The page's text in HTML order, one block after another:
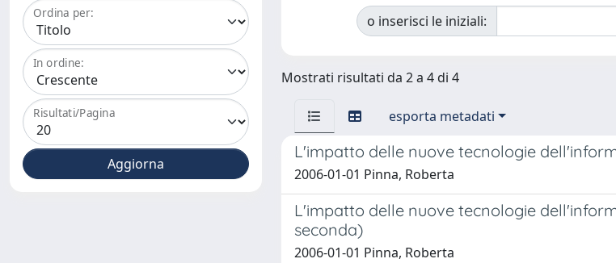
Ordina per:
In ordine:
Risultati/Pagina
o inserisci le iniziali:
Mostrati risultati da 2 a 4 di 4
esporta metadati
L'impatto delle nuove tecnologie
2006-01-01 Pinna, Roberta
L'impatto delle nuove tecnologie
seconda)
2006-01-01 Pinna, Roberta